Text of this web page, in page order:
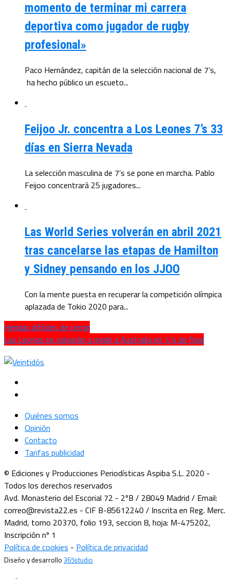
momento de terminar mi carrera
deportiva como jugador de rugby
profesional»
Paco Hernández, capitán de la selección nacional de 7’s,
ha hecho público un escueto...
Feijoo Jr. concentra a Los Leones 7’s 33
días en Sierra Nevada
La selección masculina de 7’s se pone en marcha. Pablo
Feijoo concentrará 25 jugadores...
Las World Series volverán en abril 2021
tras cancelarse las etapas de Hamilton
y Sidney pensando en los JJOO
Con la mente puesta en recuperar la competición olímpica
aplazada de Tokio 2020 para...
Heridas difíciles de cerrar
Las Leonas se volverán a medir a Australia en 1/4 de final
Quiénes somos
Opinión
Contacto
Tarifas publicidad
© Ediciones y Producciones Periodísticas Aspiba S.L. 2020 -
Todos los derechos reservados
Avd. Monasterio del Escorial 72 - 2ºB / 28049 Madrid / Email:
correo@revista22.es - CIF B-85612240 / Inscrita en Reg. Merc.
Madrid, tomo 20370, folio 193, seccion 8, hoja: M-475202,
Inscripción nº 1
Política de cookies - Política de privacidad
Diseño y desarrollo 365studio